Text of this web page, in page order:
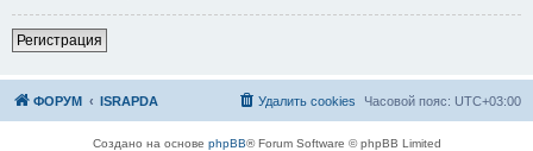
Регистрация
ФОРУМ ISRAPDA Часовой пояс: UTC+03:00
Удалить cookies
Создано на основе phpBB® Forum Software © phpBB Limited